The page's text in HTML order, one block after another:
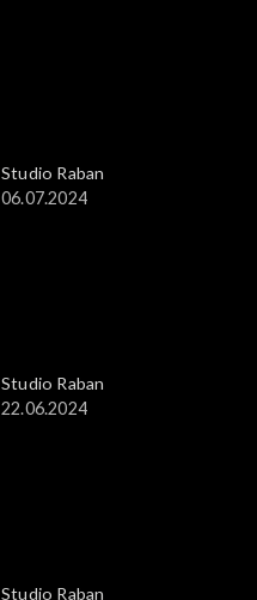
Studio Raban
06.07.2024
Studio Raban
22.06.2024
Studio Raban